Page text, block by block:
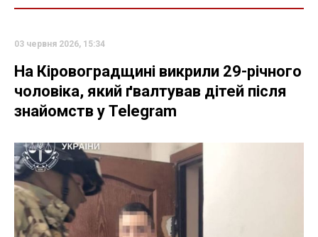
03 червня 2026, 15:34
На Кіровоградщині викрили 29-річного
чоловіка, який ґвалтував дітей після
знайомств у Telegram